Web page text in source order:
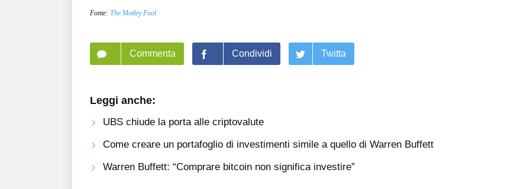
Fonte: The Motley Fool
Commenta Condividi Twitta
Leggi anche:
UBS chiude la porta alle criptovalute
Come creare un portafoglio di investimenti simile a quello di Warren Buffett
Warren Buffett: “Comprare bitcoin non significa investire”